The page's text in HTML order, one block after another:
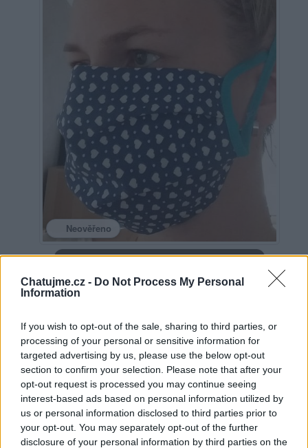
Chatujme.cz - Do Not Process My Personal
Information
If you wish to opt-out of the sale, sharing to third parties, or
processing of your personal or sensitive information for
targeted advertising by us, please use the below opt-out
section to confirm your selection. Please note that after your
opt-out request is processed you may continue seeing
interest-based ads based on personal information utilized by
us or personal information disclosed to third parties prior to
your opt-out. You may separately opt-out of the further
disclosure of your personal information by third parties on the
Neověřeno
Profilová fotografie byla aktualizována před 5 lety
Neověřený profil
Tento uživatel zatím neprokázal svou identitu ověřovací
fotografií. U neověřených profilů nelze zaručit, že fotografie a
údaje odpovídají skutečné osobě.